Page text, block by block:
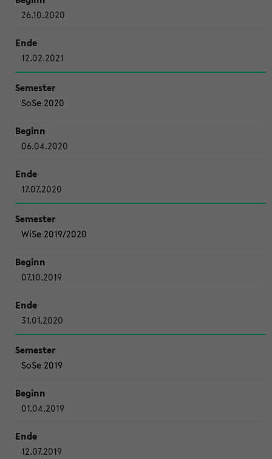
26.10.2020
12.02.2021
SoSe 2020
06.04.2020
17.07.2020
WiSe 2019/2020
07.10.2019
31.01.2020
SoSe 2019
01.04.2019
12.07.2019